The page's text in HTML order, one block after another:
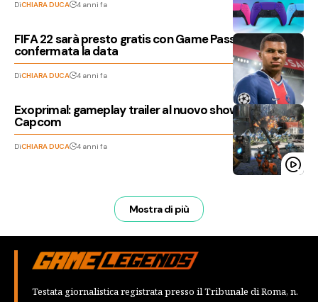
DiCHIARA DUCA 4 anni fa
FIFA 22 sarà presto gratis con Game Pass Ultimate,
confermata la data
DiCHIARA DUCA 4 anni fa
Exoprimal: gameplay trailer al nuovo showcase
Capcom
DiCHIARA DUCA 4 anni fa
Mostra di più
Testata giornalistica registrata presso il Tribunale di Roma, n.